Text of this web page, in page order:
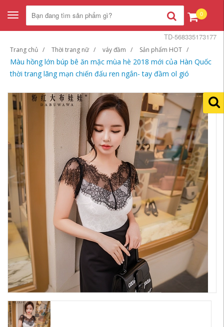
Toggle
navigation
0
Trang chủ Thời trang nữ váy đầm Sản phẩm HOT
Màu hồng lớn búp bê ăn mặc mùa hè 2018 mới của Hàn Quốc
thời trang lãng mạn chiến đấu ren ngắn- tay đầm ol gió
TD-568335173177